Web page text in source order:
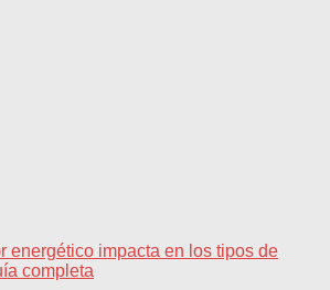
energético impacta en los tipos de
completa